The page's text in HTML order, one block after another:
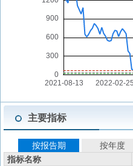
主要指标
按报告期 按年度
指标名称